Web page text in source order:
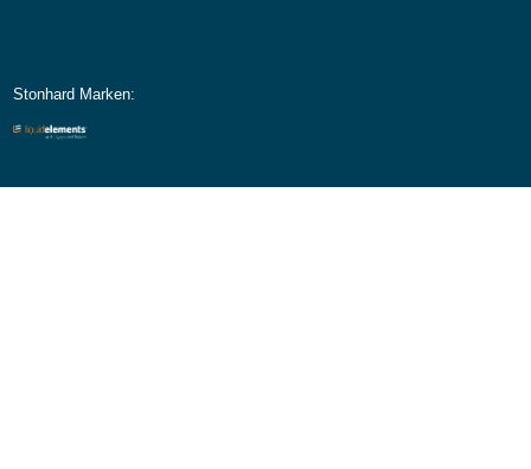
Stonhard Marken: